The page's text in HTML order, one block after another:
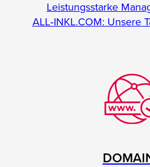
Leistungsstarke
ALL‑INKL.COM: Unsere